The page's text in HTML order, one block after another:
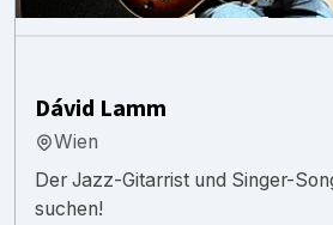
Dávid Lamm
Wien
Der Jazz-Gitarrist und Singer-
suchen!